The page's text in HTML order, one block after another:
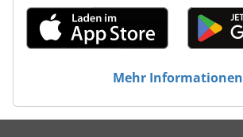
Mehr Informationen